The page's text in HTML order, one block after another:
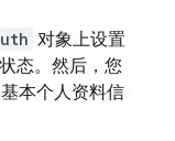
对象上设置
态。然后，您
本个人资料信